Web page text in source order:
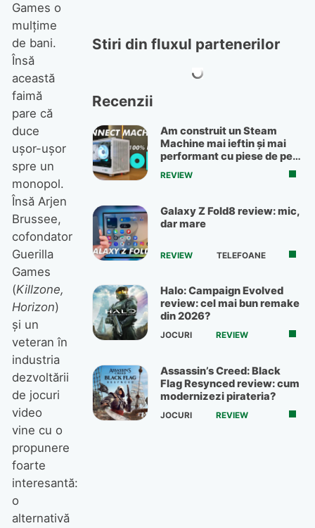
Games o
mulțime
de bani.
Însă
această
faimă
pare că
duce
ușor-ușor
spre un
monopol.
Însă Arjen
Brussee,
cofondator
Guerilla
Games
(Killzone,
Horizon)
și un
veteran în
industria
dezvoltării
de jocuri
video
vine cu o
propunere
foarte
interesantă:
o
alternativă
Stiri din fluxul partenerilor
Recenzii
Am construit un Steam
Machine mai ieftin și mai
performant cu piese de pe
OLX
REVIEW
Galaxy Z Fold8 review: mic,
dar mare
REVIEW TELEFOANE
Halo: Campaign Evolved
review: cel mai bun remake
din 2026?
JOCURI REVIEW
Assassin’s Creed: Black
Flag Resynced review: cum
modernizezi pirateria?
JOCURI REVIEW